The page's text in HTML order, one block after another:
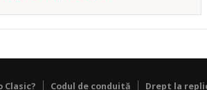
Clasic? Codul de conduită Drept la